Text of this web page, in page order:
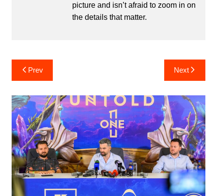
picture and isn’t afraid to zoom in on
the details that matter.
Post
navigation
Prev Next